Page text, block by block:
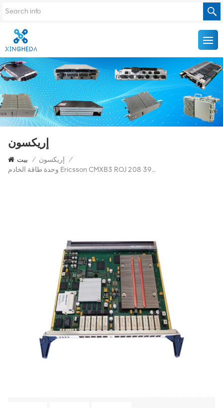
إريكسون
بيت / إريكسون /
وحدة طاقة الخادم Ericsson CMXB3 ROJ 208 392/1 R5A